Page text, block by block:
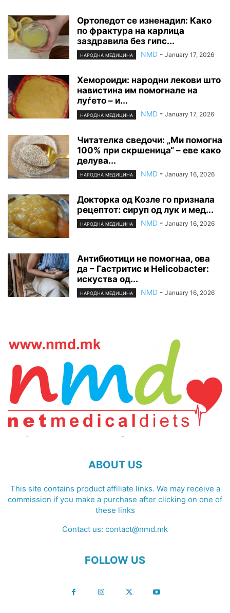
Ортопедот се изненадил: Како
по фрактура на карлица
заздравила без гипс...
НАРОДНА МЕДИЦИНА NMD - January 17, 2026
Хемороиди: народни лекови што
навистина им помогнале на
луѓето – и...
НАРОДНА МЕДИЦИНА NMD - January 17, 2026
Читателка сведочи: „Ми помогна
100% при скршеница“ – еве како
делува...
НАРОДНА МЕДИЦИНА NMD - January 16, 2026
Докторка од Козле го признала
рецептот: сируп од лук и мед...
НАРОДНА МЕДИЦИНА NMD - January 16, 2026
Антибиотици не помогнаа, ова
да – Гастритис и Helicobacter:
искуства од...
НАРОДНА МЕДИЦИНА NMD - January 16, 2026
ABOUT US
This site contains product affiliate links. We may receive a
commission if you make a purchase after clicking on one of
these links
Contact us: contact@nmd.mk
FOLLOW US